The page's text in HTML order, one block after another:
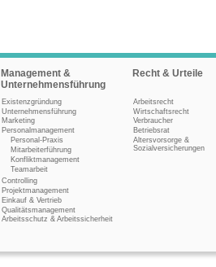
Management &
Unternehmensführung
Existenzgründung
Unternehmensführung
Marketing
Personalmanagement
Personal-Praxis
Mitarbeiterführung
Konfliktmanagement
Teamarbeit
Controlling
Projektmanagement
Einkauf & Vertrieb
Qualitätsmanagement
Arbeitsschutz & Arbeitssicherheit
Recht & Urteile
Arbeitsrecht
Wirtschaftsrecht
Verbraucher
Betriebsrat
Altersvorsorge &
Sozialversicherungen